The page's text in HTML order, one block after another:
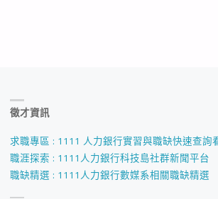
徵才資訊
求職專區 : 1111 人力銀行實習與職缺快速查詢
職涯探索 : 1111人力銀行科技島社群新聞平台
職缺精選 : 1111人力銀行數媒系相關職缺精選